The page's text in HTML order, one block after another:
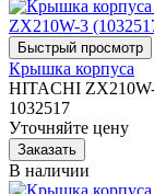
Крышка корпуса
HITACHI
1032517
Уточняйте цену
В наличии